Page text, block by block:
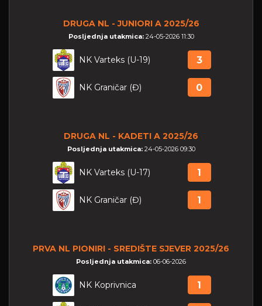
DRUGA NL - JUNIORI A 2025/26
Posljednja utakmica: 24-05-2026 11:30
NK Varteks (U-19) 3
NK Graničar (Đ) 0
DRUGA NL - KADETI A 2025/26
Posljednja utakmica: 24-05-2026 09:30
NK Varteks (U-17) 1
NK Graničar (Đ) 1
PRVA NL PIONIRI - SREDIŠTE SJEVER 2025/26
Posljednja utakmica: 06-06-2026
NK Koprivnica 1